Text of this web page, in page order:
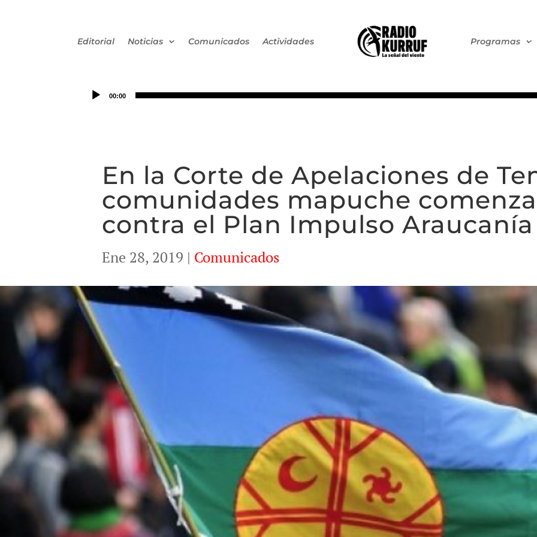
Editorial Noticias Comunicados Actividades Programas
00:00
En la Corte de Apelaciones de
comunidades mapuche
contra el Plan Impulso Araucanía
Ene 28, 2019 | Comunicados